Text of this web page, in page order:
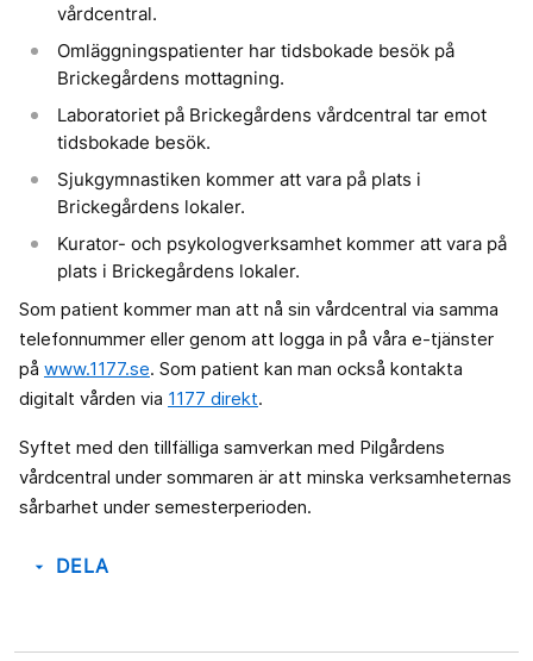
vårdcentral.
Omläggningspatienter har tidsbokade besök på
Brickegårdens mottagning.
Laboratoriet på Brickegårdens vårdcentral tar emot
tidsbokade besök.
Sjukgymnastiken kommer att vara på plats i
Brickegårdens lokaler.
Kurator- och psykologverksamhet kommer att vara på
plats i Brickegårdens lokaler.
Som patient kommer man att nå sin vårdcentral via samma
telefonnummer eller genom att logga in på våra e-tjänster
på www.1177.se. Som patient kan man också kontakta
digitalt vården via 1177 direkt.
Syftet med den tillfälliga samverkan med Pilgårdens
vårdcentral under sommaren är att minska verksamheternas
sårbarhet under semesterperioden.
arrow_drop_down DELA